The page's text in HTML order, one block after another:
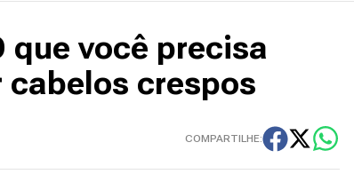
que você precisa
cabelos crespos
COMPARTILHE: